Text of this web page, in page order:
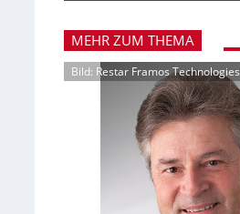
MEHR ZUM THEMA
Bild: Restar Framos Technologies